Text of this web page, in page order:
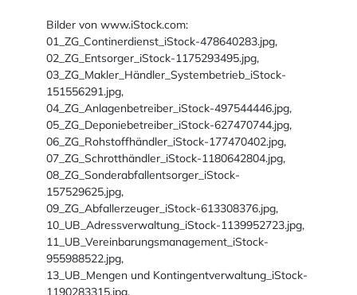
Bilder von www.iStock.com:
01_ZG_Continerdienst_iStock-478640283.jpg,
02_ZG_Entsorger_iStock-1175293495.jpg,
03_ZG_Makler_Händler_Systembetrieb_iStock-
151556291.jpg,
04_ZG_Anlagenbetreiber_iStock-497544446.jpg,
05_ZG_Deponiebetreiber_iStock-627470744.jpg,
06_ZG_Rohstoffhändler_iStock-177470402.jpg,
07_ZG_Schrotthändler_iStock-1180642804.jpg,
08_ZG_Sonderabfallentsorger_iStock-
157529625.jpg,
09_ZG_Abfallerzeuger_iStock-613308376.jpg,
10_UB_Adressverwaltung_iStock-1139952723.jpg,
11_UB_Vereinbarungsmanagement_iStock-
955988522.jpg,
13_UB_Mengen und Kontingentverwaltung_iStock-
1190283315.jpg,